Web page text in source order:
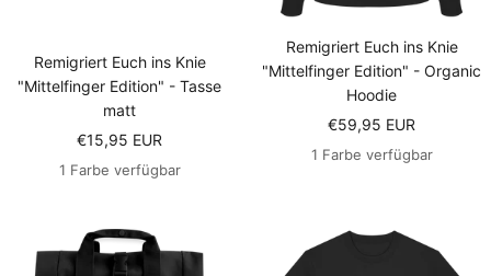
Remigriert Euch ins Knie
"Mittelfinger Edition" - Tasse
matt
Angebotspreis
€15,95 EUR
1 Farbe verfügbar
Remigriert Euch ins Knie
"Mittelfinger Edition" - Organic
Hoodie
Angebotspreis
€59,95 EUR
1 Farbe verfügbar